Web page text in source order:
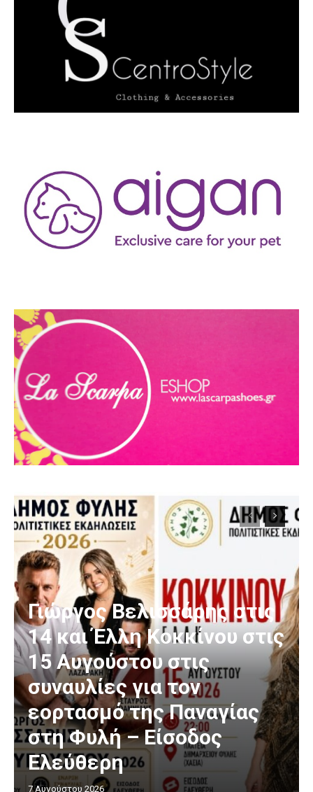
Γιώργος Βελισσάρης στις
14 και Έλλη Κοκκίνου στις
15 Αυγούστου στις
συναυλίες για τον
εορτασμό της Παναγίας
στη Φυλή – Είσοδος
Ελεύθερη
7 Αυγούστου 2026